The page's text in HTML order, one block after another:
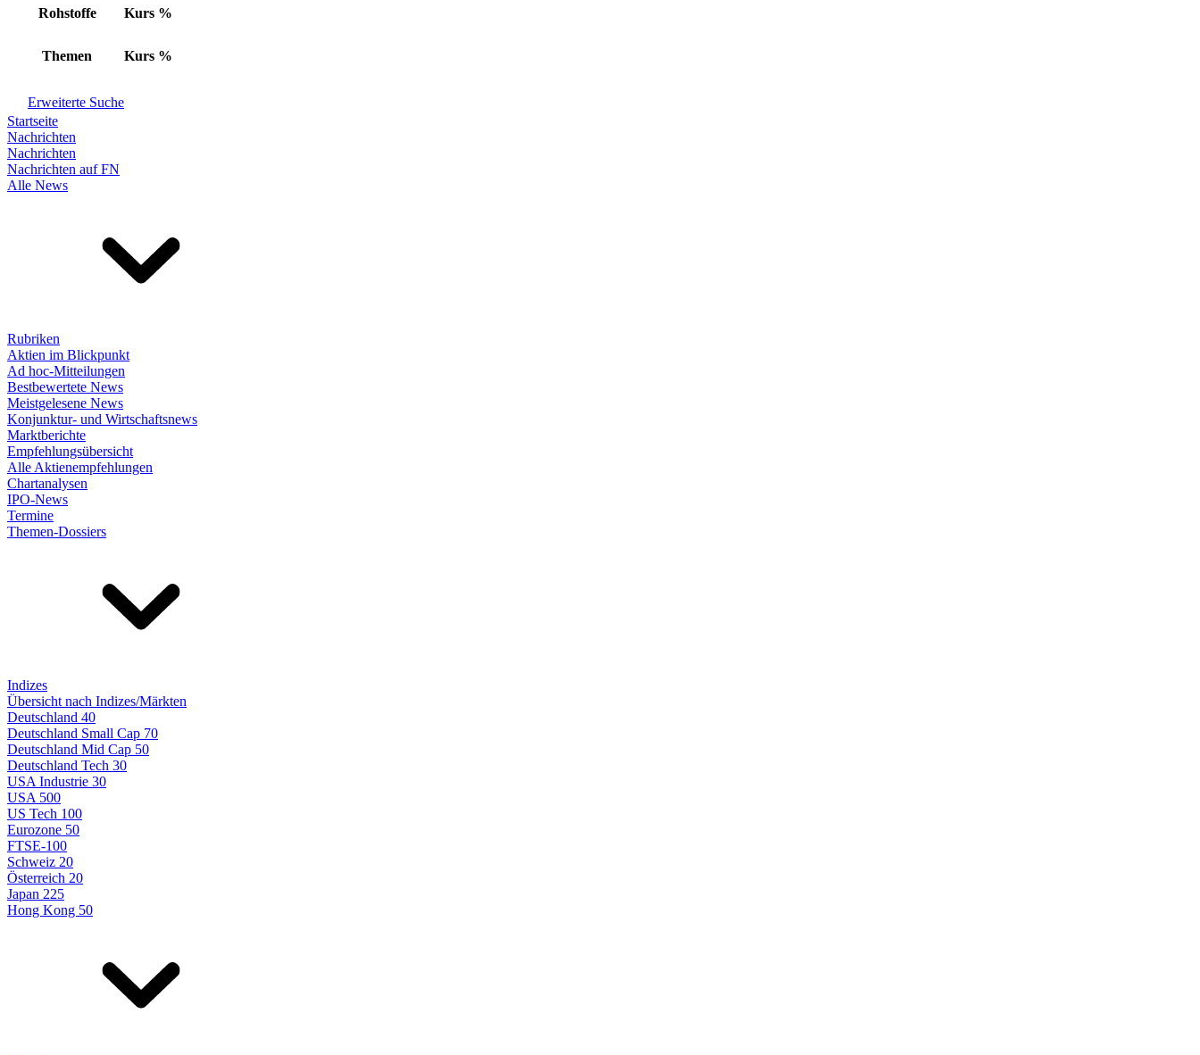
Rohstoffe Kurs %
Themen Kurs %
Erweiterte Suche
Startseite
Nachrichten
Nachrichten
Nachrichten auf FN
Alle News
Rubriken
Aktien im Blickpunkt
Ad hoc-Mitteilungen
Bestbewertete News
Meistgelesene News
Konjunktur- und Wirtschaftsnews
Marktberichte
Empfehlungsübersicht
Alle Aktienempfehlungen
Chartanalysen
IPO-News
Termine
Themen-Dossiers
Indizes
Übersicht nach Indizes/Märkten
Deutschland 40
Deutschland Small Cap 70
Deutschland Mid Cap 50
Deutschland Tech 30
USA Industrie 30
USA 500
US Tech 100
Eurozone 50
FTSE-100
Schweiz 20
Österreich 20
Japan 225
Hong Kong 50